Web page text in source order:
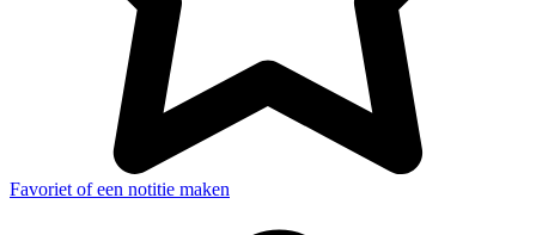
Favoriet of een notitie maken